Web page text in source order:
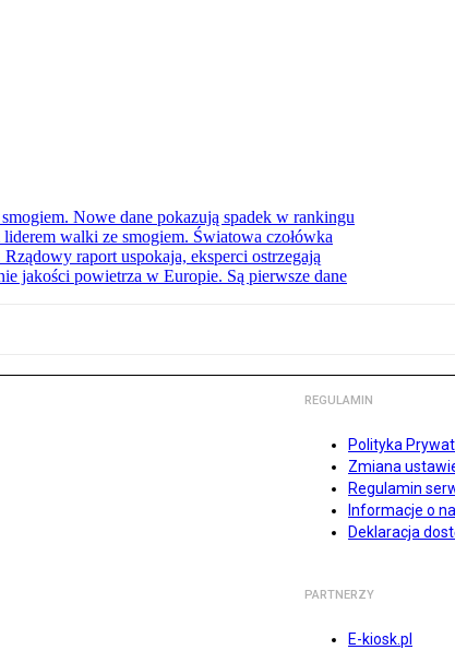
Nowe dane pokazują spadek w rankingu
walki ze smogiem. Światowa czołówka
raport uspokaja, eksperci ostrzegają
jakości powietrza w Europie. Są pierwsze dane
REGULAMIN
Polityka
Zmiana
Regulamin
Informacje o
Deklaracja
PARTNERZY
E-kiosk.pl